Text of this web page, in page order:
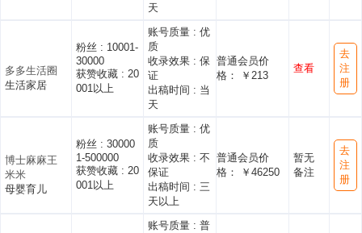
天
多多生活圈
生活家居
粉丝 : 10001-
30000
获赞收藏 : 20
001以上
账号质量 : 优
质
收录效果 : 保
证
出稿时间 : 当
天
普通会员价
格： ￥213
查看
去
注
册
博士麻麻王
米米
母婴育儿
粉丝 : 30000
1-500000
获赞收藏 : 20
001以上
账号质量 : 优
质
收录效果 : 不
保证
出稿时间 : 三
天以上
普通会员价
格： ￥46250
暂无
备注
去
注
册
账号质量 : 普